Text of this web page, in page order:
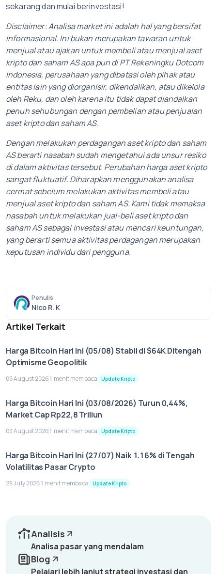
sekarang dan mulai berinvestasi!
Disclaimer: Analisa market ini adalah hal yang bersifat
informasional. Ini bukan merupakan tawaran untuk
menjual atau ajakan untuk membeli atau menjual aset
kripto dan saham AS apa pun di PT Rekeningku Dotcom
Indonesia, perusahaan yang dibatasi oleh pihak atau
entitas lain yang diorganisir, dikendalikan, atau dikelola
oleh Reku, dan oleh karena itu tidak dapat diandalkan
penuh sehubungan dengan pembelian atau penjualan
aset kripto dan saham AS.
Dengan melakukan perdagangan aset kripto dan saham
AS berarti nasabah sudah mengetahui ada unsur resiko
di dalam aktivitas tersebut. Perubahan harga aset kripto
sangat fluktuatif. Diharapkan menggunakan analisa
cermat sebelum melakukan aktivitas membeli atau
menjual aset kripto dan saham AS. Kami tidak memaksa
nasabah untuk melakukan jual-beli aset kripto dan
saham AS sebagai investasi atau mencari keuntungan,
yang berarti semua aktivitas perdagangan merupakan
keputusan individu dari pengguna.
Penulis
Nico R. K
Artikel Terkait
Harga Bitcoin Hari Ini (05/08) Stabil di $64K Ditengah
Optimisme Geopolitik
05 August 20261 menit membaca Update Kripto
Harga Bitcoin Hari Ini (03/08/2026) Turun 0,44%,
Market Cap Rp22,8 Triliun
03 August 20261 menit membaca Update Kripto
Harga Bitcoin Hari Ini (27/07) Naik 1.16% di Tengah
Volatilitas Pasar Crypto
28 July 20261 menit membaca Update Kripto
Analisis
Analisa pasar yang mendalam
Blog
Pelajari lebih lanjut strategi investasi dan